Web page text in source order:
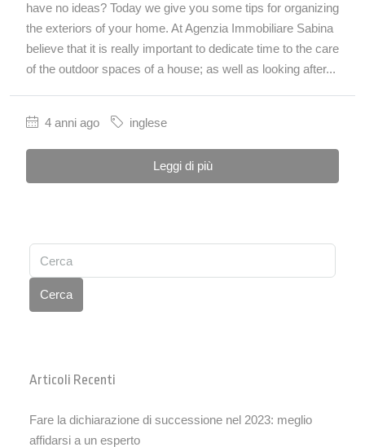
have no ideas? Today we give you some tips for organizing
the exteriors of your home. At Agenzia Immobiliare Sabina
believe that it is really important to dedicate time to the care
of the outdoor spaces of a house; as well as looking after...
4 anni ago inglese
Leggi di più
Cerca
Articoli Recenti
Fare la dichiarazione di successione nel 2023: meglio
affidarsi a un esperto